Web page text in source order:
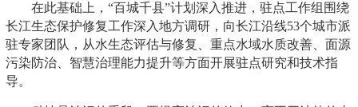
在此基础上，“百城千县”计划深入推进，驻点工作组围绕
长江生态保护修复工作深入地方调研，向长江沿线53个城市派
驻专家团队，从水生态评估与修复、重点水域水质改善、面源
污染防治、智慧治理能力提升等方面开展驻点研究和技术指
导。